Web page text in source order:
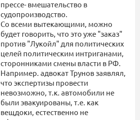
прессе- вмешательство в
судопроизводство.
Со всеми вытекающими, можно
будет говорить, что это уже "заказ"
против "Лукойл" для политических
целей политическим интриганами,
сторонниками смены власти в РФ.
Например. адвокат Трунов заявлял,
что экспертизы провести
невозможно, т.к. автомобили не
были эвакуированы, т.е. как
вещдоки, естественно не